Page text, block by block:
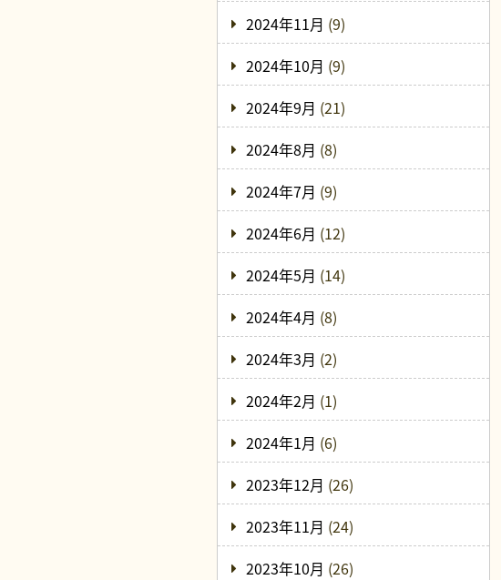
2024年11月 (9)
2024年10月 (9)
2024年9月 (21)
2024年8月 (8)
2024年7月 (9)
2024年6月 (12)
2024年5月 (14)
2024年4月 (8)
2024年3月 (2)
2024年2月 (1)
2024年1月 (6)
2023年12月 (26)
2023年11月 (24)
2023年10月 (26)